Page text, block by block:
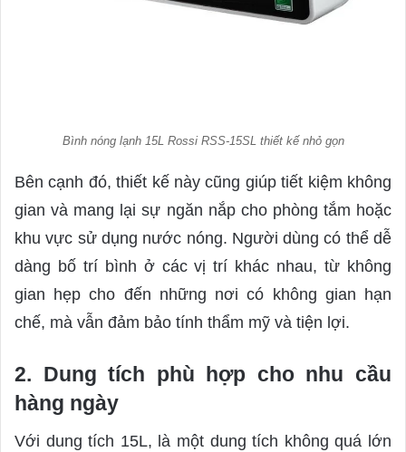
Bình nóng lạnh 15L Rossi RSS-15SL thiết kế nhỏ gọn
Bên cạnh đó, thiết kế này cũng giúp tiết kiệm không
gian và mang lại sự ngăn nắp cho phòng tắm hoặc
khu vực sử dụng nước nóng. Người dùng có thể dễ
dàng bố trí bình ở các vị trí khác nhau, từ không
gian hẹp cho đến những nơi có không gian hạn
chế, mà vẫn đảm bảo tính thẩm mỹ và tiện lợi.
2. Dung tích phù hợp cho nhu cầu
hàng ngày
Với dung tích 15L, là một dung tích không quá lớn